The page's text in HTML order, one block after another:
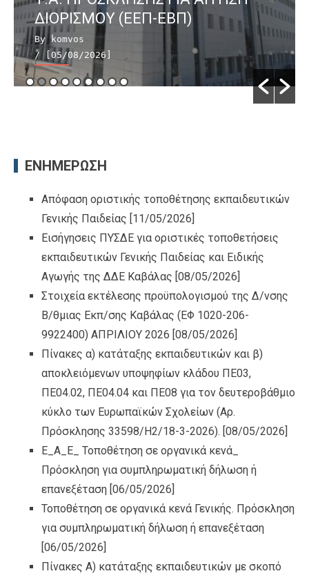
ΔΙΟΡΙΣΜΟΥ (ΕΕΠ-ΕΒΠ)
By komvos
/ [05/08/2026]
ΕΝΗΜΕΡΩΣΗ
Απόφαση οριστικής τοποθέτησης εκπαιδευτικών
Γενικής Παιδείας [11/05/2026]
Εισήγησεις ΠΥΣΔΕ για οριστικές τοποθετήσεις
εκπαιδευτικών Γενικής Παιδείας και Ειδικής
Αγωγής της ΔΔΕ Καβάλας [08/05/2026]
Στοιχεία εκτέλεσης προϋπολογισμού της Δ/νσης
Β/θμιας Εκπ/σης Καβάλας (ΕΦ 1020-206-
9922400) ΑΠΡΙΛΙΟΥ 2026 [08/05/2026]
Πίνακες α) κατάταξης εκπαιδευτικών και β)
αποκλειόμενων υποψηφίων κλάδου ΠΕ03,
ΠΕ04.02, ΠΕ04.04 και ΠΕ08 για τον δευτεροβάθμιο
κύκλο των Ευρωπαϊκών Σχολείων (Αρ.
Πρόσκλησης 33598/Η2/18-3-2026). [08/05/2026]
Ε_Α_Ε_ Τοποθέτηση σε οργανικά κενά_
Πρόσκληση για συμπληρωματική δήλωση ή
επανεξέταση [06/05/2026]
Τοποθέτηση σε οργανικά κενά Γενικής. Πρόσκληση
για συμπληρωματική δήλωση ή επανεξέταση
[06/05/2026]
Πίνακες Α) κατάταξης εκπαιδευτικών με σκοπό